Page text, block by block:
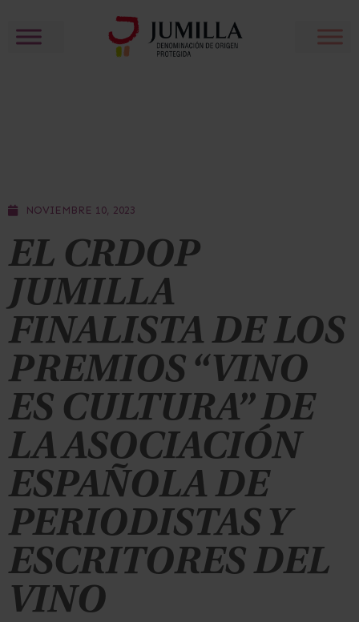
NOVIEMBRE 10, 2023
EL CRDOP
JUMILLA
FINALISTA DE LOS
PREMIOS “VINO
ES CULTURA” DE
LA ASOCIACIÓN
ESPAÑOLA DE
PERIODISTAS Y
ESCRITORES DEL
VINO